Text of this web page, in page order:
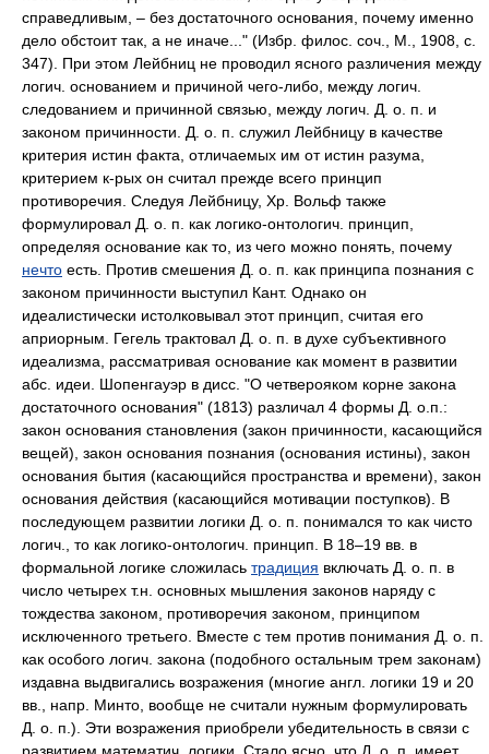
справедливым, – без достаточного основания, почему именно
дело обстоит так, а не иначе..." (Избр. филос. соч., М., 1908, с.
347). При этом Лейбниц не проводил ясного различения между
логич. основанием и причиной чего-либо, между логич.
следованием и причинной связью, между логич. Д. о. п. и
законом причинности. Д. о. п. служил Лейбницу в качестве
критерия истин факта, отличаемых им от истин разума,
критерием к-рых он считал прежде всего принцип
противоречия. Следуя Лейбницу, Хр. Вольф также
формулировал Д. о. п. как логико-онтологич. принцип,
определяя основание как то, из чего можно понять, почему
нечто есть. Против смешения Д. о. п. как принципа познания с
законом причинности выступил Кант. Однако он
идеалистически истолковывал этот принцип, считая его
априорным. Гегель трактовал Д. о. п. в духе субъективного
идеализма, рассматривая основание как момент в развитии
абс. идеи. Шопенгауэр в дисс. "О четверояком корне закона
достаточного основания" (1813) различал 4 формы Д. о.п.:
закон основания становления (закон причинности, касающийся
вещей), закон основания познания (основания истины), закон
основания бытия (касающийся пространства и времени), закон
основания действия (касающийся мотивации поступков). В
последующем развитии логики Д. о. п. понимался то как чисто
логич., то как логико-онтологич. принцип. В 18–19 вв. в
формальной логике сложилась традиция включать Д. о. п. в
число четырех т.н. основных мышления законов наряду с
тождества законом, противоречия законом, принципом
исключенного третьего. Вместе с тем против понимания Д. о. п.
как особого логич. закона (подобного остальным трем законам)
издавна выдвигались возражения (многие англ. логики 19 и 20
вв., напр. Минто, вообще не считали нужным формулировать
Д. о. п.). Эти возражения приобрели убедительность в связи с